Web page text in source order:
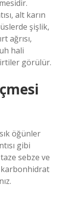
alt karın
şişlik,
ağrısı,
hali
görülür.
öğünler
gibi
sebze ve
karbonhidrat